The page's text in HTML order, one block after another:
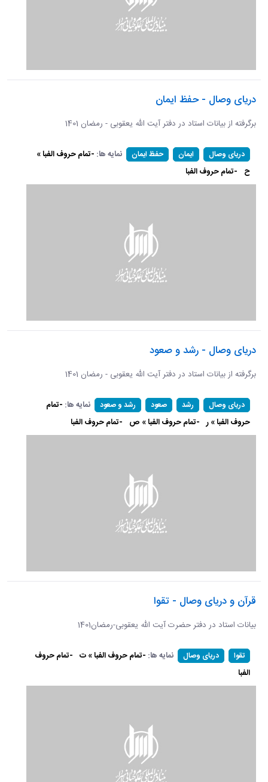
دریای وصال - حفظ ایمان
برگرفته از بیانات استاد در دفتر آیت الله یعقوبی - رمضان 1401
دریای وصال ایمان حفظ ایمان نمایه ها: -تمام حروف الفبا »
ح -تمام حروف الفبا
دریای وصال - رشد و صعود
برگرفته از بیانات استاد در دفتر آیت الله یعقوبی - رمضان 1401
دریای وصال رشد صعود رشد و صعود نمایه ها: -تمام
حروف الفبا » ر -تمام حروف الفبا » ص -تمام حروف الفبا
قرآن و دریای وصال - تقوا
بیانات استاد در دفتر حضرت آیت الله یعقوبی-رمضان1401
تقوا دریای وصال نمایه ها: -تمام حروف الفبا » ت -تمام حروف
الفبا